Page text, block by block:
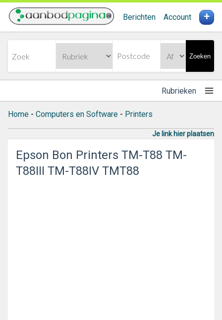
Berichten Account +
Zoeken
Rubrieken
Home - Computers en Software - Printers
Je link hier plaatsen
Epson Bon Printers TM-T88 TM-
T88III TM-T88IV TMT88